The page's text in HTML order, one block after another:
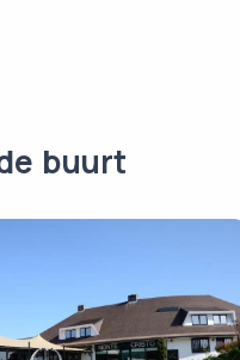
buurt